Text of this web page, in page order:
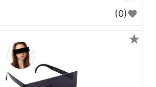
(0)
★